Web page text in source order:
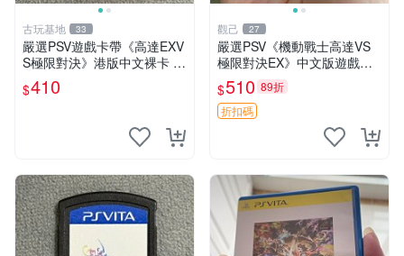
古玩基地 33
嚴選PSV遊戲卡帶《高達EXV
S極限對決》港版中文裸卡 實
測順暢 高品質遊戲卡帶 psv
遊戲 卡帶
$410
觀己 27
嚴選PSV《機動戰士高達VS
極限對決EX》中文版遊戲卡
帶 成色如新 港版 主機相容
買家保障 不退不換 高達 終結
者 10562
$510 89折
折扣碼